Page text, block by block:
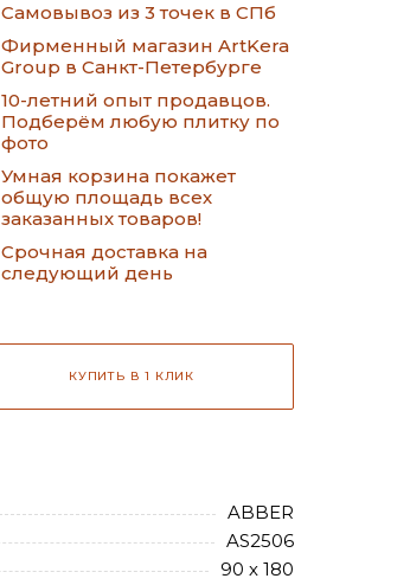
Самовывоз из 3 точек в СПб
Фирменный магазин ArtKera
Group в Санкт-Петербурге
10-летний опыт продавцов.
Подберём любую плитку по
фото
Умная корзина покажет
общую площадь всех
заказанных товаров!
Срочная доставка на
следующий день
КУПИТЬ В 1 КЛИК
ABBER
AS2506
90 х 180